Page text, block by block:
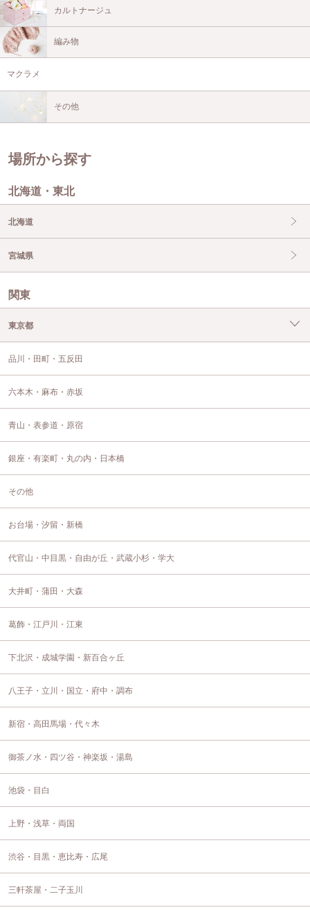
カルトナージュ
編み物
マクラメ
その他
場所から探す
北海道・東北
北海道
宮城県
関東
東京都
品川・田町・五反田
六本木・麻布・赤坂
青山・表参道・原宿
銀座・有楽町・丸の内・日本橋
その他
お台場・汐留・新橋
代官山・中目黒・自由が丘・武蔵小杉・学大
大井町・蒲田・大森
葛飾・江戸川・江東
下北沢・成城学園・新百合ヶ丘
八王子・立川・国立・府中・調布
新宿・高田馬場・代々木
御茶ノ水・四ツ谷・神楽坂・湯島
池袋・目白
上野・浅草・両国
渋谷・目黒・恵比寿・広尾
三軒茶屋・二子玉川